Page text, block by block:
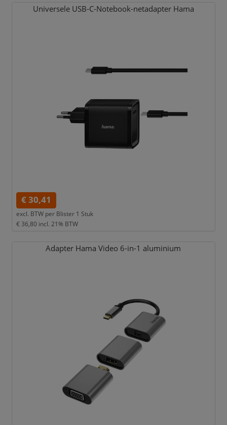
Universele USB-C-Notebook-netadapter Hama
€ 30,41
excl. BTW per Blister 1 Stuk
€ 36,80 incl. 21% BTW
Adapter Hama Video 6-in-1 aluminium